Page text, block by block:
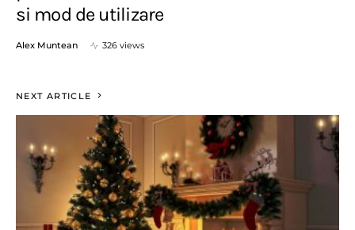
si mod de utilizare
Alex Muntean 326 views
NEXT ARTICLE